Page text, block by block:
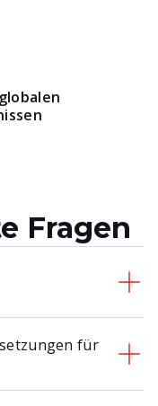
Fragen
gedacht, vom
für